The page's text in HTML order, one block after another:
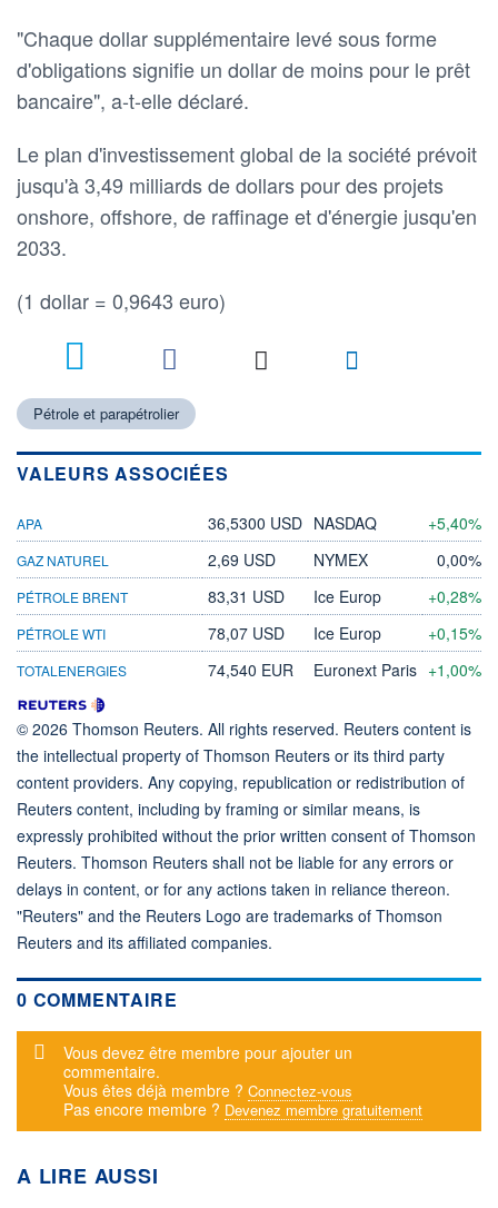
"Chaque dollar supplémentaire levé sous forme
d'obligations signifie un dollar de moins pour le prêt
bancaire", a-t-elle déclaré.
Le plan d'investissement global de la société prévoit
jusqu'à 3,49 milliards de dollars pour des projets
onshore, offshore, de raffinage et d'énergie jusqu'en
2033.
(1 dollar = 0,9643 euro)
Pétrole et parapétrolier
VALEURS ASSOCIÉES
APA 36,5300 USD NASDAQ +5,40%
GAZ NATUREL 2,69 USD NYMEX 0,00%
PÉTROLE BRENT 83,31 USD Ice Europ +0,28%
PÉTROLE WTI 78,07 USD Ice Europ +0,15%
TOTALENERGIES 74,540 EUR Euronext Paris +1,00%
© 2026 Thomson Reuters. All rights reserved. Reuters content is
the intellectual property of Thomson Reuters or its third party
content providers. Any copying, republication or redistribution of
Reuters content, including by framing or similar means, is
expressly prohibited without the prior written consent of Thomson
Reuters. Thomson Reuters shall not be liable for any errors or
delays in content, or for any actions taken in reliance thereon.
"Reuters" and the Reuters Logo are trademarks of Thomson
Reuters and its affiliated companies.
0 COMMENTAIRE
Message d'alerte
Vous devez être membre pour ajouter un
commentaire.
Vous êtes déjà membre ? Connectez-vous
Pas encore membre ? Devenez membre gratuitement
A LIRE AUSSI